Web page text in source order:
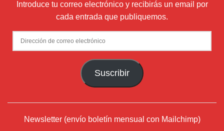
Introduce tu correo electrónico y recibirás un email por
cada entrada que publiquemos.
Dirección
de
Suscribir
Newsletter (envío boletín mensual con Mailchimp)